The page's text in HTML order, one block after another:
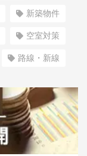
新築物件
空室対策
路線・新線